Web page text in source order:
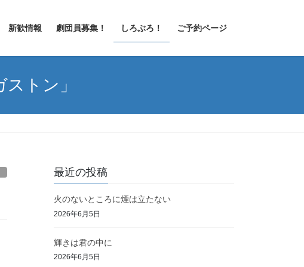
新歓情報 劇団員募集！ しろぶろ！ ご予約ページ
トン」
最近の投稿
火のないところに煙は立たない
2026年6月5日
輝きは君の中に
2026年6月5日